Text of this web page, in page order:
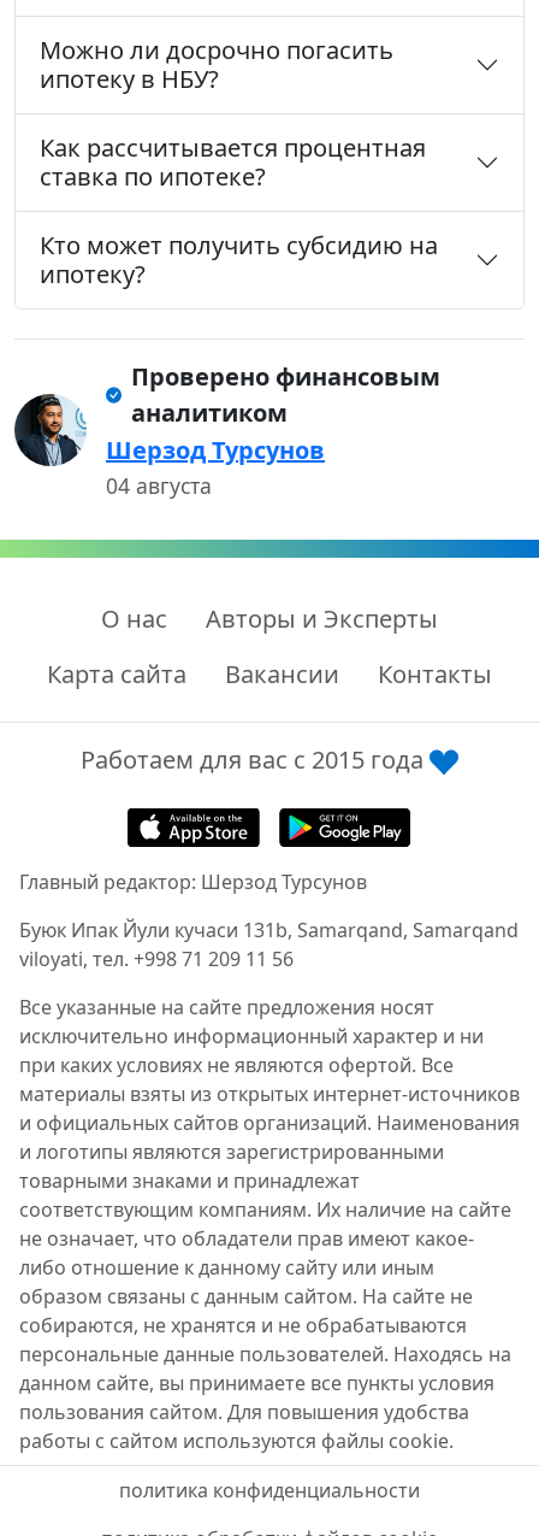
Можно ли досрочно погасить
ипотеку в НБУ?
Как рассчитывается процентная
ставка по ипотеке?
Кто может получить субсидию на
ипотеку?
Проверено финансовым
аналитиком
Шерзод Турсунов
04 августа
О нас
Авторы и Эксперты
Карта сайта
Вакансии Контакты
Работаем для вас с 2015 года
Главный редактор: Шерзод Турсунов
Буюк Ипак Йули кучаси 131b, Samarqand, Samarqand
viloyati, тел. +998 71 209 11 56
Все указанные на сайте предложения носят
исключительно информационный характер и ни
при каких условиях не являются офертой. Все
материалы взяты из открытых интернет-источников
и официальных сайтов организаций. Наименования
и логотипы являются зарегистрированными
товарными знаками и принадлежат
соответствующим компаниям. Их наличие на сайте
не означает, что обладатели прав имеют какое-
либо отношение к данному сайту или иным
образом связаны с данным сайтом. На сайте не
собираются, не хранятся и не обрабатываются
персональные данные пользователей. Находясь на
данном сайте, вы принимаете все пункты условия
пользования сайтом. Для повышения удобства
работы с сайтом используются файлы cookie.
политика конфиденциальности